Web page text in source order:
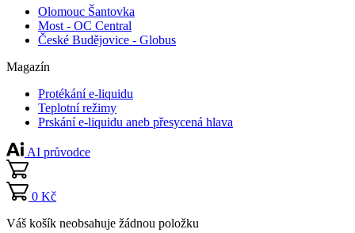
Olomouc Šantovka
Most - OC Central
České Budějovice - Globus
Magazín
Protékání e-liquidu
Teplotní režimy
Prskání e-liquidu aneb přesycená hlava
AI průvodce
0 Kč
Váš košík neobsahuje žádnou položku